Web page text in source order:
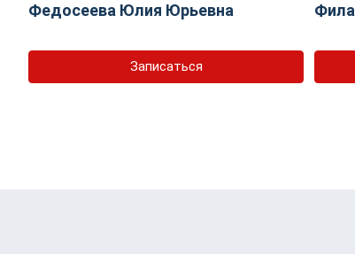
Федосеева Юлия Юрьевна
Записаться